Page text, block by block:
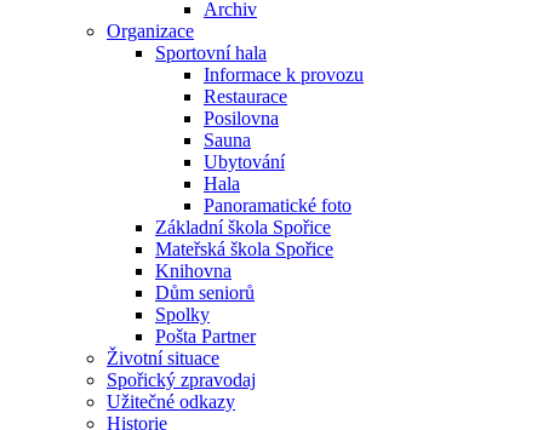
Archiv
Organizace
Sportovní hala
Informace k provozu
Restaurace
Posilovna
Sauna
Ubytování
Hala
Panoramatické foto
Základní škola Spořice
Mateřská škola Spořice
Knihovna
Dům seniorů
Spolky
Pošta Partner
Životní situace
Spořický zpravodaj
Užitečné odkazy
Historie